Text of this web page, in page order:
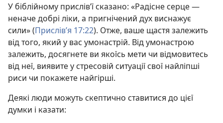
У біблійному прислів’ї сказано: «Радісне серце —
неначе добрі ліки, а пригнічений дух виснажує
сили» (Прислів’я 17:22). Отже, ваше щастя залежить
від того, який у вас умонастрій. Від умонастрою
залежить, досягнете ви якоїсь мети чи відмовитесь
від неї, виявите у стресовій ситуації свої найліпші
риси чи покажете найгірші.
Деякі люди можуть скептично ставитися до цієї
думки і казати: